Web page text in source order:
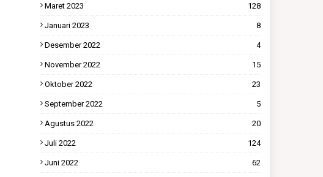
Maret 2023 128
Januari 2023 8
Desember 2022 4
November 2022 15
Oktober 2022 23
September 2022 5
Agustus 2022 20
Juli 2022 124
Juni 2022 62